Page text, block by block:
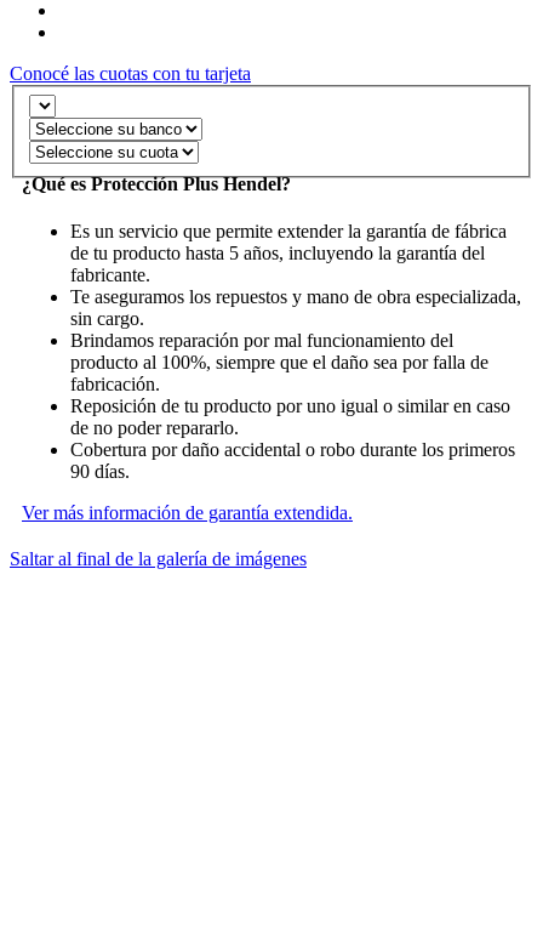
Conocé las cuotas con tu tarjeta
¿Qué es Protección Plus Hendel?
Es un servicio que permite extender la garantía de fábrica
de tu producto hasta 5 años, incluyendo la garantía del
fabricante.
Te aseguramos los repuestos y mano de obra especializada,
sin cargo.
Brindamos reparación por mal funcionamiento del
producto al 100%, siempre que el daño sea por falla de
fabricación.
Reposición de tu producto por uno igual o similar en caso
de no poder repararlo.
Cobertura por daño accidental o robo durante los primeros
90 días.
Ver más información de garantía extendida.
Saltar al final de la galería de imágenes